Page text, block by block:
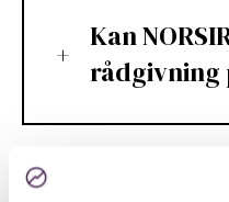
Kan
rådgivning